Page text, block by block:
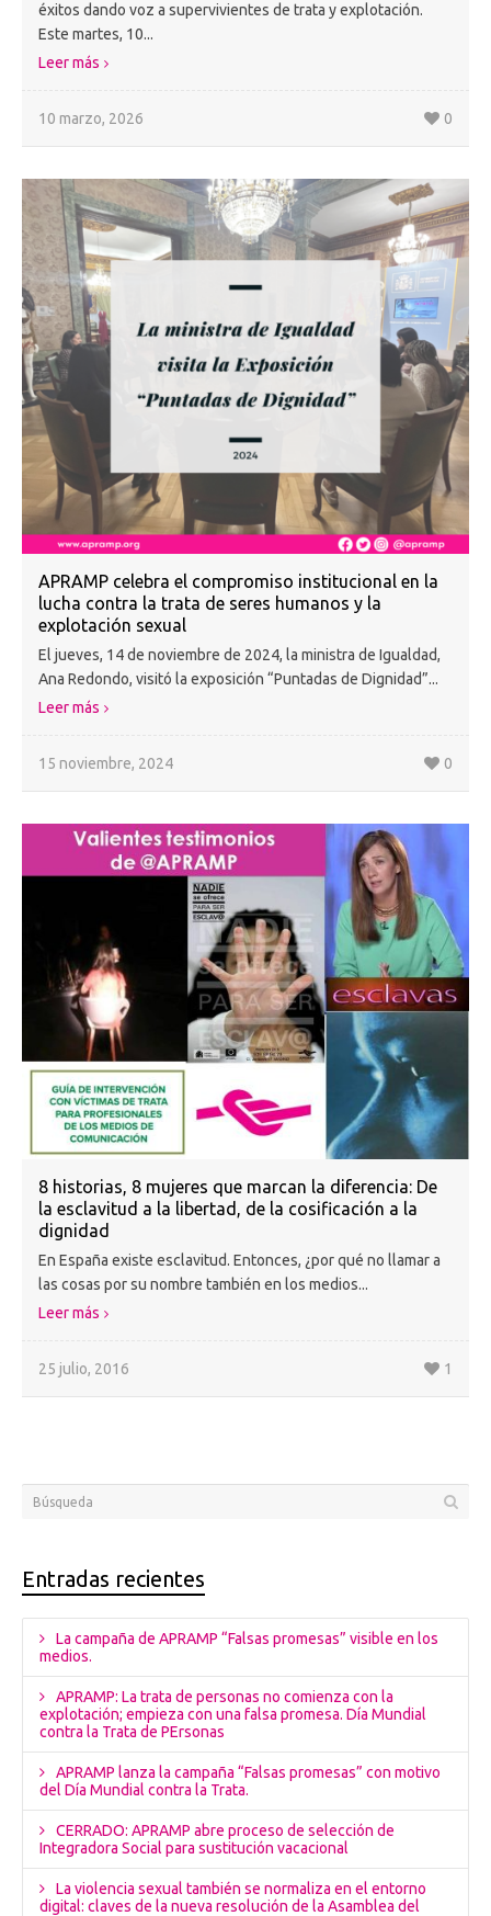
éxitos dando voz a supervivientes de trata y explotación.
Este martes, 10...
Leer más
10 marzo, 2026 0
APRAMP celebra el compromiso institucional en la
lucha contra la trata de seres humanos y la
explotación sexual
El jueves, 14 de noviembre de 2024, la ministra de Igualdad,
Ana Redondo, visitó la exposición “Puntadas de Dignidad”...
Leer más
15 noviembre, 2024 0
8 historias, 8 mujeres que marcan la diferencia: De
la esclavitud a la libertad, de la cosificación a la
dignidad
En España existe esclavitud. Entonces, ¿por qué no llamar a
las cosas por su nombre también en los medios...
Leer más
25 julio, 2016 1
Entradas recientes
La campaña de APRAMP “Falsas promesas” visible en los
medios.
APRAMP: La trata de personas no comienza con la
explotación; empieza con una falsa promesa. Día Mundial
contra la Trata de PErsonas
APRAMP lanza la campaña “Falsas promesas” con motivo
del Día Mundial contra la Trata.
CERRADO: APRAMP abre proceso de selección de
Integradora Social para sustitución vacacional
La violencia sexual también se normaliza en el entorno
digital: claves de la nueva resolución de la Asamblea del